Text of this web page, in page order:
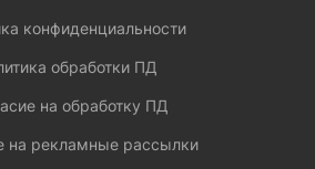
конфиденциальности
обработки ПД
на обработку ПД
на рекламные рассылки